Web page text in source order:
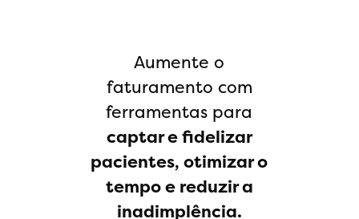
Aumente o
faturamento com
ferramentas para
captar e fidelizar
pacientes, otimizar o
tempo e reduzir a
inadimplência.